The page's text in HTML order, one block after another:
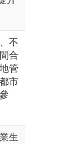
不
合
管
市
生